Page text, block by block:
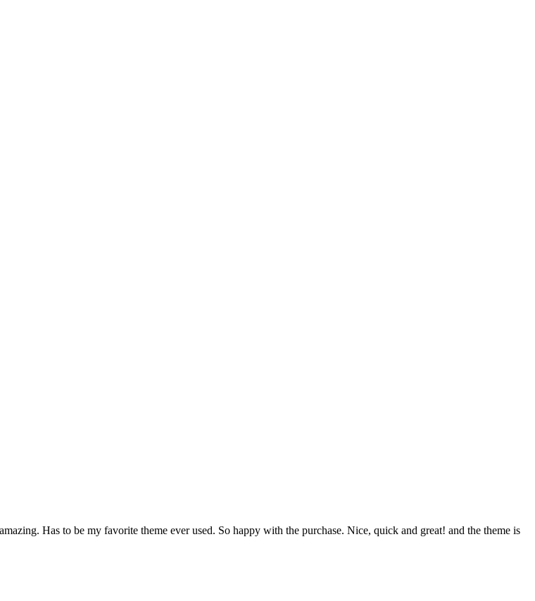
Has to be my favorite theme ever used. So happy with the purchase. Nice, quick and great! and the theme is